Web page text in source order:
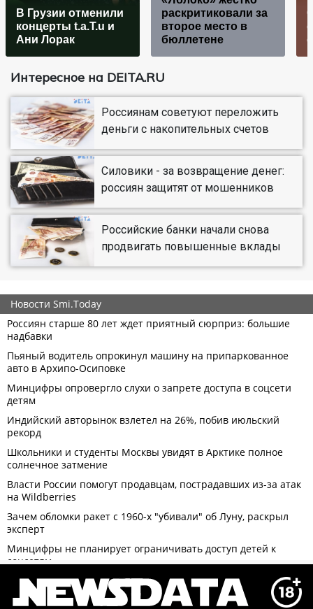
В Грузии отменили
концерты t.a.T.u и
Ани Лорак
раскритиковали за
второе место в
бюллетене
Интересное на DEITA.RU
Россиянам советуют переложить
деньги с накопительных счетов
Силовики - за возвращение денег:
россиян защитят от мошенников
Российские банки начали снова
продвигать повышенные вклады